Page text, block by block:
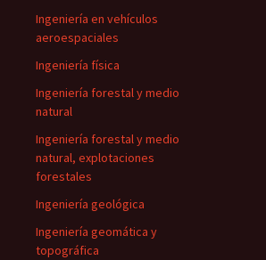
Ingeniería en vehículos
aeroespaciales
Ingeniería física
Ingeniería forestal y medio
natural
Ingeniería forestal y medio
natural, explotaciones
forestales
Ingeniería geológica
Ingeniería geomática y
topográfica